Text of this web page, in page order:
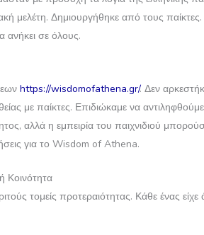
μελέτη. Δημιουργήθηκε από τους
ανήκει σε όλους.
https://wisdomofathena.gr/. Δεν
με παίκτες. Επιδιώκαμε να
αλλά η εμπειρία του παιχνιδιού
για το Wisdom of Athena.
Κοινότητα
τομείς προτεραιότητας. Κάθε ένας